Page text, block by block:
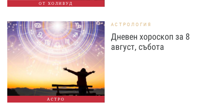
ОТ ХОЛИВУД
АСТРО
АСТРОЛОГИЯ
Дневен хороскоп за 8
август, събота